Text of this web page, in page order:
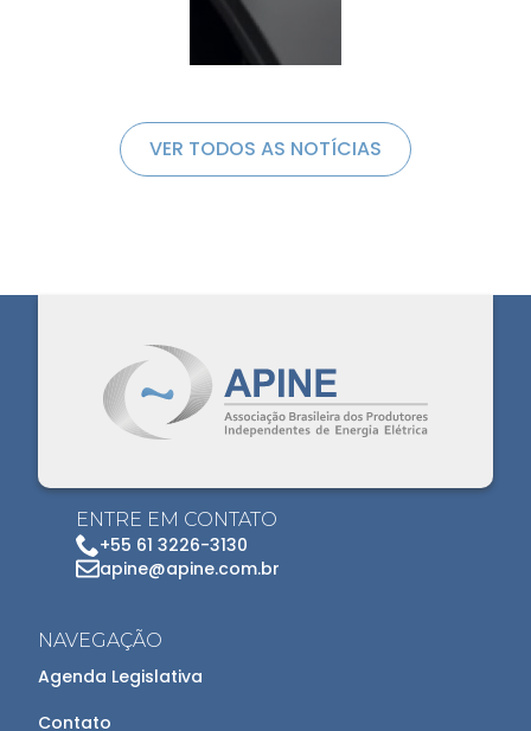
VER TODOS AS NOTÍCIAS
ENTRE EM CONTATO
+55 61 3226-3130
apine@apine.com.br
NAVEGAÇÃO
Agenda Legislativa
Contato